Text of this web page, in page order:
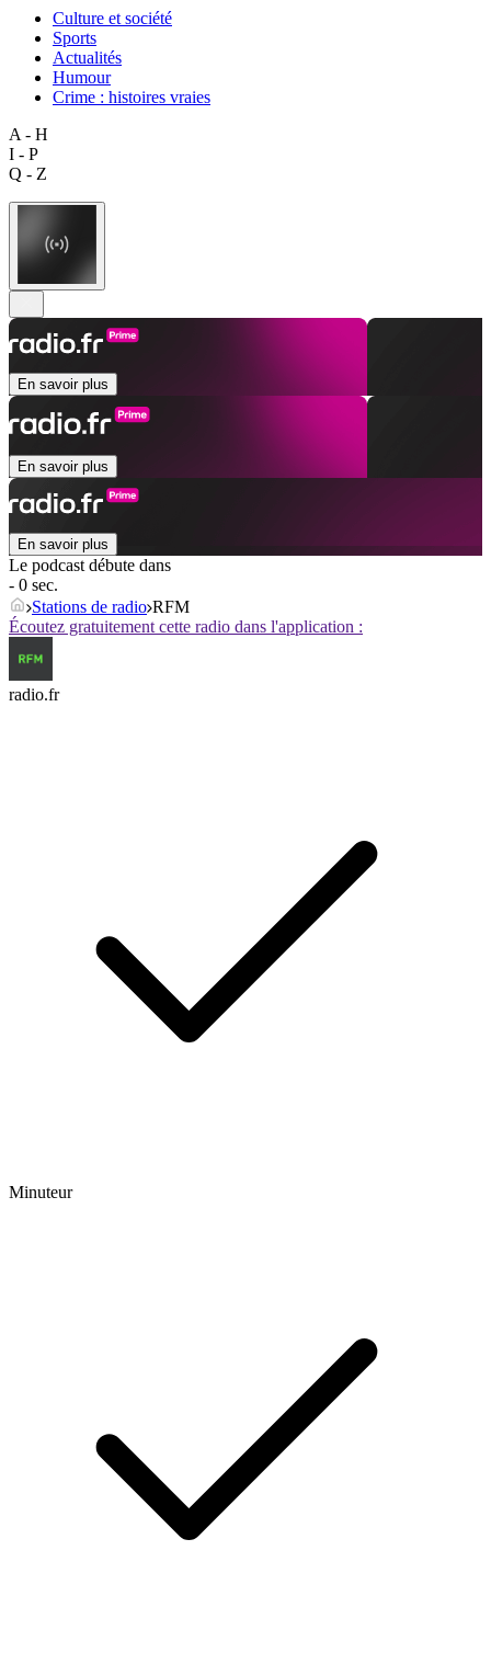
Culture et société
Sports
Actualités
Humour
Crime : histoires vraies
A - H
I - P
Q - Z
En savoir plus
En savoir plus
En savoir plus
Le podcast débute dans
- 0 sec.
Stations de radio RFM
Écoutez gratuitement cette radio dans l'application :
radio.fr
Minuteur